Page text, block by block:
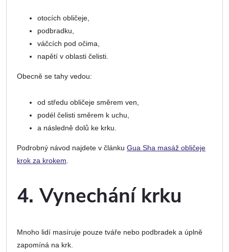
otocích obličeje,
podbradku,
váčcích pod očima,
napětí v oblasti čelisti.
Obecně se tahy vedou:
od středu obličeje směrem ven,
podél čelisti směrem k uchu,
a následně dolů ke krku.
Podrobný návod najdete v článku Gua Sha masáž obličeje
krok za krokem
4. Vynechání krku
Mnoho lidí masíruje pouze tváře nebo podbradek a úplně
zapomíná na krk.